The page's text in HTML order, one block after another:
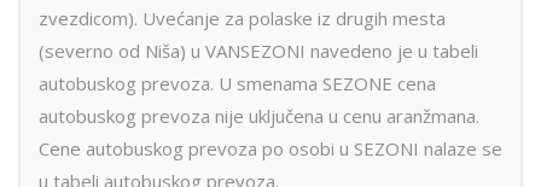
zvezdicom). Uvećanje za polaske iz drugih mesta
(severno od Niša) u VANSEZONI navedeno je u tabeli
autobuskog prevoza. U smenama SEZONE cena
autobuskog prevoza nije uključena u cenu aranžmana.
Cene autobuskog prevoza po osobi u SEZONI nalaze se
u tabeli autobuskog prevoza.